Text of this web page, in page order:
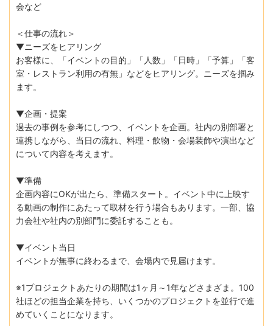
会など
＜仕事の流れ＞
▼ニーズをヒアリング
お客様に、「イベントの目的」「人数」「日時」「予算」「客
室・レストラン利用の有無」などをヒアリング。ニーズを掴み
ます。
▼企画・提案
過去の事例を参考にしつつ、イベントを企画。社内の別部署と
連携しながら、当日の流れ、料理・飲物・会場装飾や演出など
について内容を考えます。
▼準備
企画内容にOKが出たら、準備スタート。イベント中に上映す
る動画の制作にあたって取材を行う場合もあります。一部、協
力会社や社内の別部門に委託することも。
▼イベント当日
イベントが無事に終わるまで、会場内で見届けます。
※1プロジェクトあたりの期間は1ヶ月～1年などさまざま。100
社ほどの担当企業を持ち、いくつかのプロジェクトを並行で進
めていくことになります。